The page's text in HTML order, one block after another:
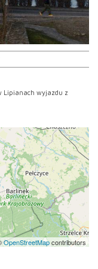
Lipianach wyjazdu z
OpenStreetMapcontributors